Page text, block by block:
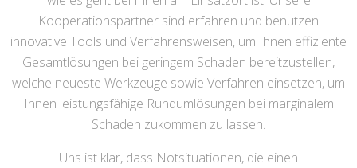
Kooperationspartner sind erfahren und benutzen
innovative Tools und Verfahrensweisen, um Ihnen effiziente
Gesamtlösungen bei geringem Schaden bereitzustellen,
welche neueste Werkzeuge sowie Verfahren einsetzen, um
Ihnen leistungsfähige Rundumlösungen bei marginalem
Schaden zukommen zu lassen.
Uns ist klar, dass Notsituationen, die einen